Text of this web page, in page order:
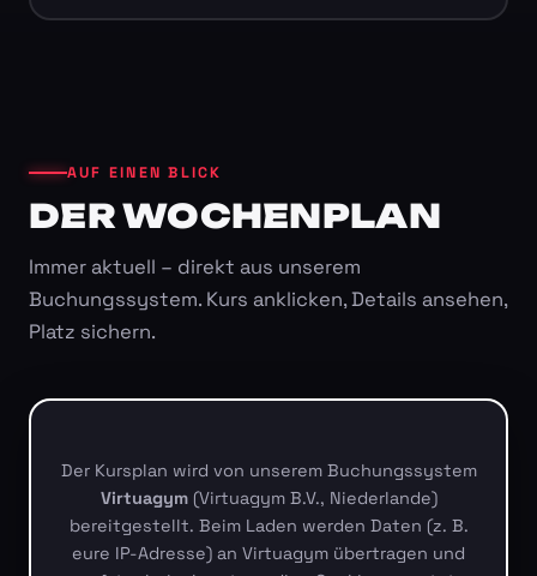
AUF EINEN BLICK
DER WOCHENPLAN
Immer aktuell – direkt aus unserem
Buchungssystem. Kurs anklicken, Details ansehen,
Platz sichern.
Der Kursplan wird von unserem Buchungssystem
Virtuagym(Virtuagym B.V., Niederlande)
bereitgestellt. Beim Laden werden Daten (z. B.
eure IP-Adresse) an Virtuagym übertragen und